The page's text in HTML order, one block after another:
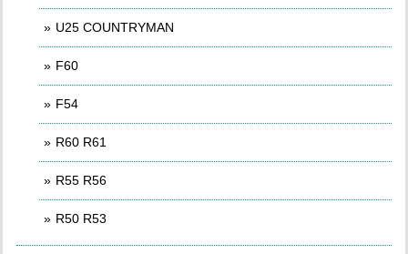
U25 COUNTRYMAN
F60
F54
R60 R61
R55 R56
R50 R53